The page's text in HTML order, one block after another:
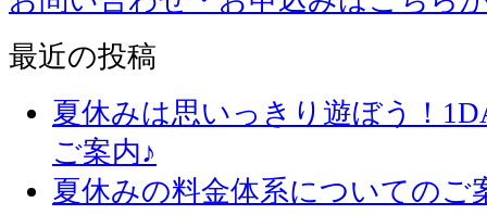
最近の投稿
夏休みは思いっきり遊ぼう！
ご案内♪
夏休みの料金体系についてのご